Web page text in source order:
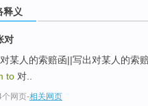
释义
对
某人的索赔函||写出对某人的索
to 对..
个网页-相关网页